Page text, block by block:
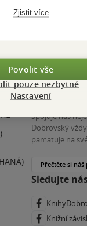
Více o nás
Spojuje nás
Dobrovský
pamatuje na
Přečtěte si náš
Sledujte
Knižní
Zjistit více
Povolit vše
pouze nezbytné
Nastavení